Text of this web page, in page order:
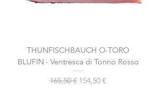
THUNFISCHBAUCH O-TORO
BLUFIN - Ventresca di Tonno Rosso
Prezzo regolare
165,50 € Prezzo scontato
154,50 €